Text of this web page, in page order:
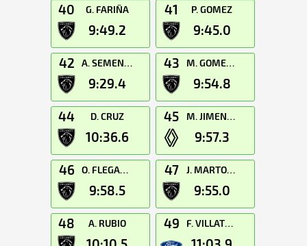
40 G. FARIÑA
9:49.2
41 P. GOMEZ
9:45.0
42 A. SEMENOV
9:29.4
43 M. GOMEZ-MANZANILLA
9:54.8
44 D. CRUZ
10:36.6
45 M. JIMENEZ
9:57.3
46 O. FLEGANOV
9:58.5
47 J. MARTORELL
9:55.0
48 A. RUBIO 49 F. VILLATORO